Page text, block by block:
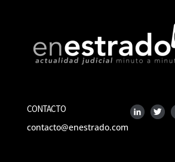
CONTACTO
contacto@enestrado.com